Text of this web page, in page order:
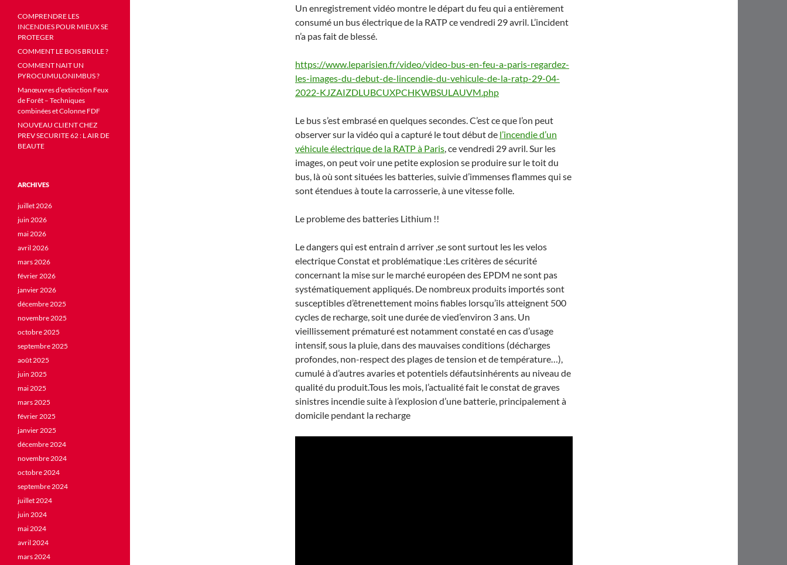
Un enregistrement vidéo montre le départ du feu qui a entièrement
consumé un bus électrique de la RATP ce vendredi 29 avril. L’incident
n’a pas fait de blessé.
https://www.leparisien.fr/video/video-bus-en-feu-a-paris-regardez-
les-images-du-debut-de-lincendie-du-vehicule-de-la-ratp-29-04-
2022-KJZAIZDLUBCUXPCHKWBSULAUVM.php
Le bus s’est embrasé en quelques secondes. C’est ce que l’on peut
observer sur la vidéo qui a capturé le tout début de l’incendie d’un
véhicule électrique de la RATP à Paris, ce vendredi 29 avril. Sur les
images, on peut voir une petite explosion se produire sur le toit du
bus, là où sont situées les batteries, suivie d’immenses flammes qui se
sont étendues à toute la carrosserie, à une vitesse folle.
Le probleme des batteries Lithium !!
Le dangers qui est entrain d arriver ,se sont surtout les les velos
electrique Constat et problématique :Les critères de sécurité
concernant la mise sur le marché européen des EPDM ne sont pas
systématiquement appliqués. De nombreux produits importés sont
susceptibles d’êtrenettement moins fiables lorsqu’ils atteignent 500
cycles de recharge, soit une durée de vied’environ 3 ans. Un
vieillissement prématuré est notamment constaté en cas d’usage
intensif, sous la pluie, dans des mauvaises conditions (décharges
profondes, non-respect des plages de tension et de température…),
cumulé à d’autres avaries et potentiels défautsinhérents au niveau de
qualité du produit.Tous les mois, l’actualité fait le constat de graves
sinistres incendie suite à l’explosion d’une batterie, principalement à
domicile pendant la recharge
COMPRENDRE LES
INCENDIES POUR MIEUX SE
PROTEGER
COMMENT LE BOIS BRULE ?
COMMENT NAIT UN
PYROCUMULONIMBUS ?
Manœuvres d’extinction Feux
de Forêt – Techniques
combinées et Colonne FDF
NOUVEAU CLIENT CHEZ
PREV SECURITE 62 : L AIR DE
BEAUTE
ARCHIVES
juillet 2026
juin 2026
mai 2026
avril 2026
mars 2026
février 2026
janvier 2026
décembre 2025
novembre 2025
octobre 2025
septembre 2025
août 2025
juin 2025
mai 2025
mars 2025
février 2025
janvier 2025
décembre 2024
novembre 2024
octobre 2024
septembre 2024
juillet 2024
juin 2024
mai 2024
avril 2024
mars 2024